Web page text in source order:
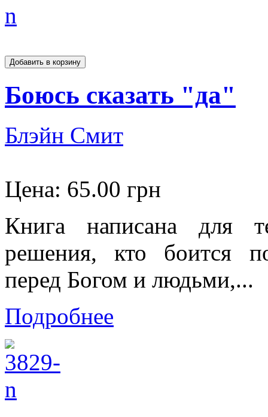
Боюсь сказать "да"
Блэйн Смит
Цена: 65.00 грн
Книга написана для
решения, кто боится
перед Богом и людьми,...
Подробнее